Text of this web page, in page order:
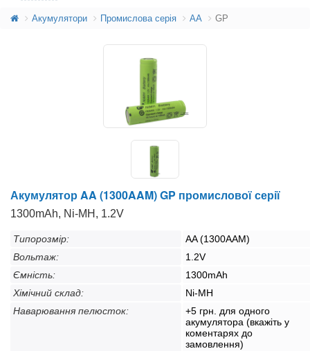
Акумулятори Промислова серія AA GP
Акумулятор AA (1300AAM) GP промислової серії
1300mAh, Ni-MH, 1.2V
Типорозмір:
AA (1300AAM)
Вольтаж:
1.2V
Ємність:
1300mAh
Хімічний склад:
Ni-MH
Наварювання пелюсток:
+5 грн. для одного
акумулятора (вкажіть у
коментарях до
замовлення)